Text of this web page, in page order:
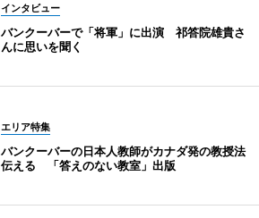
インタビュー
バンクーバーで「将軍」に出演 祁答院雄貴さ
んに思いを聞く
エリア特集
バンクーバーの日本人教師がカナダ発の教授法
伝える 「答えのない教室」出版